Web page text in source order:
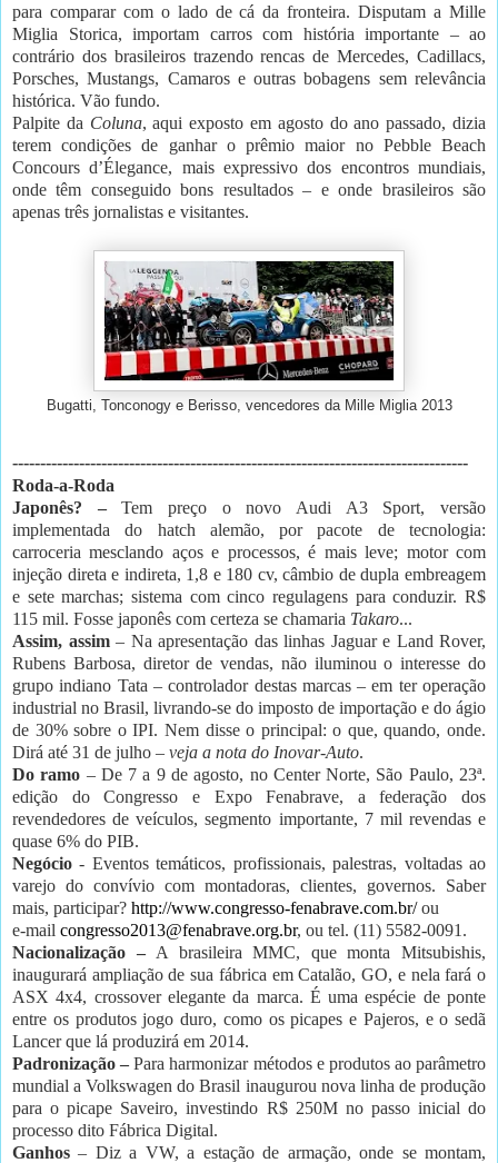
para comparar com o lado de cá da fronteira. Disputam a Mille
Miglia Storica, importam carros com história importante – ao
contrário dos brasileiros trazendo rencas de Mercedes, Cadillacs,
Porsches, Mustangs, Camaros e outras bobagens sem relevância
histórica. Vão fundo.
Palpite da Coluna, aqui exposto em agosto do ano passado, dizia
terem condições de ganhar o prêmio maior no Pebble Beach
Concours d’Élegance, mais expressivo dos encontros mundiais,
onde têm conseguido bons resultados – e onde brasileiros são
apenas três jornalistas e visitantes.
Bugatti, Tonconogy e Berisso, vencedores da Mille Miglia 2013
----------------------------------------------------------------------------------
Roda-a-Roda
Japonês? –Tem preço o novo Audi A3 Sport, versão
implementada do hatch alemão, por pacote de tecnologia:
carroceria mesclando aços e processos, é mais leve; motor com
injeção direta e indireta, 1,8 e 180 cv, câmbio de dupla embreagem
e sete marchas; sistema com cinco regulagens para conduzir. R$
115 mil. Fosse japonês com certeza se chamaria Takaro...
Assim, assim– Na apresentação das linhas Jaguar e Land Rover,
Rubens Barbosa, diretor de vendas, não iluminou o interesse do
grupo indiano Tata – controlador destas marcas – em ter operação
industrial no Brasil, livrando-se do imposto de importação e do ágio
de 30% sobre o IPI. Nem disse o principal: o que, quando, onde.
Dirá até 31 de julho – veja a nota do Inovar-Auto.
Do ramo – De 7 a 9 de agosto, no Center Norte, São Paulo, 23ª.
edição do Congresso e Expo Fenabrave, a federação dos
revendedores de veículos, segmento importante, 7 mil revendas e
quase 6% do PIB.
Negócio - Eventos temáticos, profissionais, palestras, voltadas ao
varejo do convívio com montadoras, clientes, governos. Saber
mais, participar? http://www.congresso-fenabrave.com.br/ou
e-mail congresso2013@fenabrave.org.br, ou tel. (11) 5582-0091.
Nacionalização – A brasileira MMC, que monta Mitsubishis,
inaugurará ampliação de sua fábrica em Catalão, GO, e nela fará o
ASX 4x4, crossover elegante da marca. É uma espécie de ponte
entre os produtos jogo duro, como os picapes e Pajeros, e o sedã
Lancer que lá produzirá em 2014.
Padronização –Para harmonizar métodos e produtos ao parâmetro
mundial a Volkswagen do Brasil inaugurou nova linha de produção
para o picape Saveiro, investindo R$ 250M no passo inicial do
processo dito Fábrica Digital.
Ganhos – Diz a VW, a estação de armação, onde se montam,